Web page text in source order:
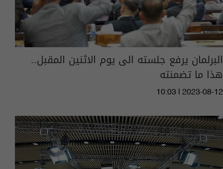
البرلمان يرفع جلسته الى يوم الاثنين المقبل..
هذا ما تضمنته
10:03 | 2023-08-12